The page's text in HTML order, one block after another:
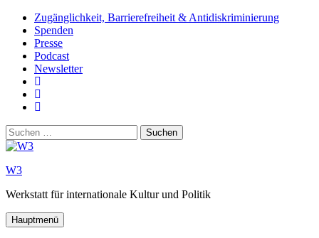
Zum
Inhalt
springen
Zugänglichkeit, Barrierefreiheit & Antidiskriminierung
Spenden
Presse
Podcast
Newsletter
Suchen
nach:
W3
Werkstatt für internationale Kultur und Politik
Hauptmenü